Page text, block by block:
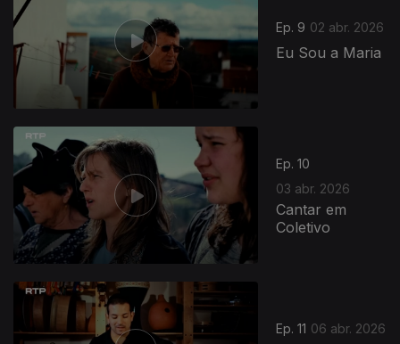
Ep. 9 02 abr. 2026
Eu Sou a Maria
Ep. 10
03 abr. 2026
Cantar em
Coletivo
Ep. 11 06 abr. 2026
920363